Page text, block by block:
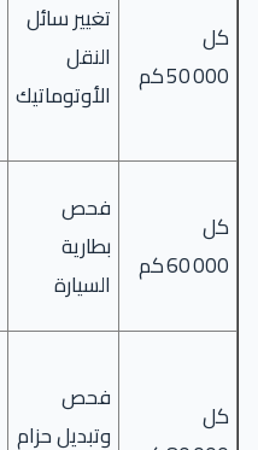
كل
50 000 كم
تغيير سائل
النقل
الأوتوماتيك
كل
60 000 كم
فحص
بطارية
السيارة
كل
فحص
وتبديل حزام